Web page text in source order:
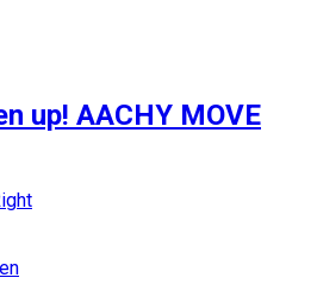
up! AACHY MOVE